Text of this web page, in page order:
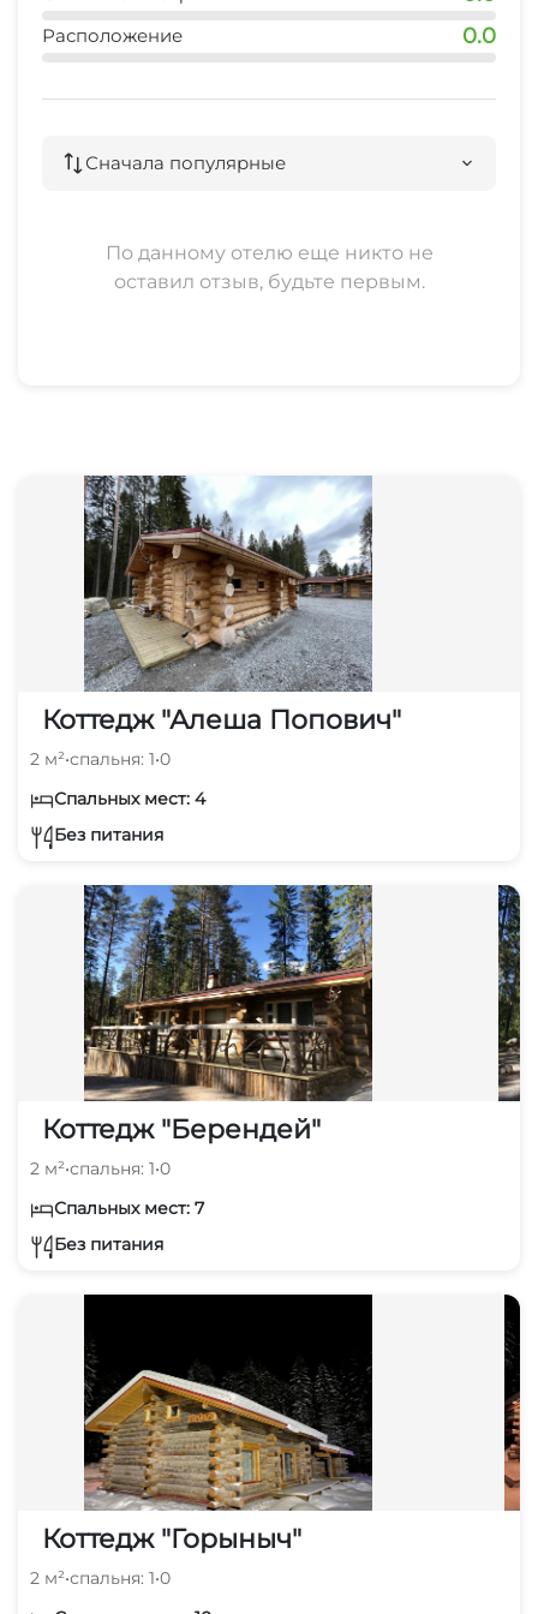
Охота
Расположение 0.0
Сначала популярные
По данному отелю еще никто не
оставил отзыв, будьте первым.
Коттедж "Алеша Попович"
2 м²•спальня: 1•0
Спальных мест: 4
Без питания
Коттедж "Берендей"
2 м²•спальня: 1•0
Спальных мест: 7
Без питания
Коттедж "Горыныч"
2 м²•спальня: 1•0